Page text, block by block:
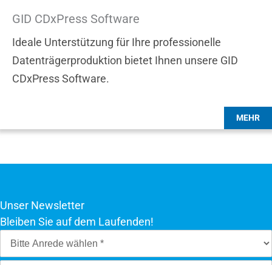
GID CDxPress Software
Ideale Unterstützung für Ihre professionelle
Datenträgerproduktion bietet Ihnen unsere GID
CDxPress Software.
Unser Newsletter
Bleiben Sie auf dem Laufenden!